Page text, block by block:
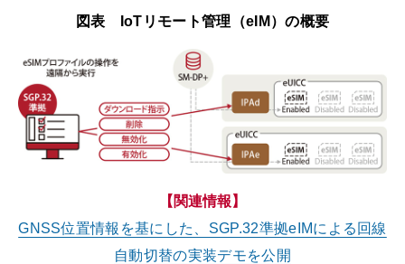
図表 IoTリモート管理（eIM）の概要
【関連情報】
GNSS位置情報を基にした、SGP.32準拠eIMによる回線
自動切替の実装デモを公開